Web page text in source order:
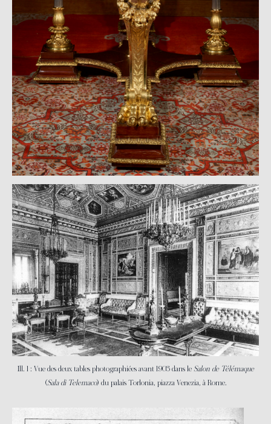
Ill. 1 : Vue des deux tables photographiées avant 1903 dans le Salon de Télémaque
(Sala di Telemaco) du palais Torlonia, piazza Venezia, à Rome.